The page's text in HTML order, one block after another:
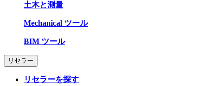
土木と測量
Mechanical ツール
BIM ツール
リセラー
リセラーを探す